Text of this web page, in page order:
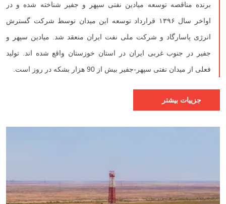
برنده مناقصه توسعه میادین نفتی سپهر و جفیر شناخته شده و در
اواخر سال ۱۳۹۶ قرارداد توسعه این میدان توسط شرکت گسترش
انرژی پاسارگاد و شرکت ملی نفت ایران منعقد شد. میادین سپهر و
جفیر در جنوب غربی ایران در استان خوزستان واقع شده اند. تولید
فعلی از میدان نفتی سپهر-جفیر بیش از 90 هزار بشکه در روز است.
جزییات بیشتر